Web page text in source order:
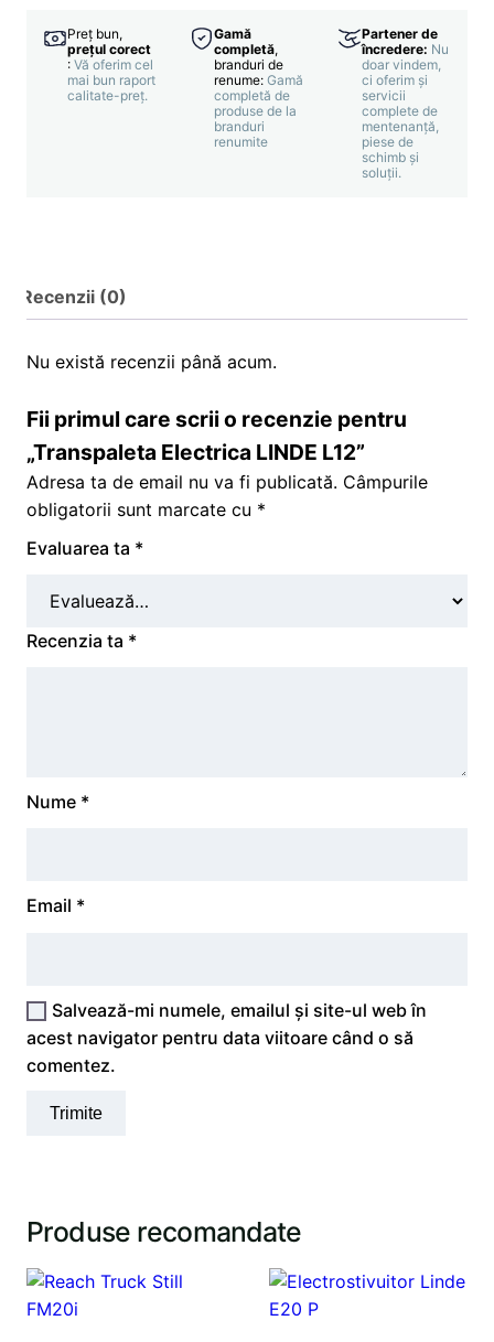
Preț bun,
prețul corect
: Vă oferim cel
mai bun raport
calitate-preț.
Gamă
completă,
branduri de
renume:Gamă
completă de
produse de la
branduri
renumite
Partener de
încredere: Nu
doar vindem,
ci oferim și
servicii
complete de
mentenanță,
piese de
schimb și
soluții.
Recenzii (0)
Nu există recenzii până acum.
Fii primul care scrii o recenzie pentru
„Transpaleta Electrica LINDE L12”
Adresa ta de email nu va fi publicată. Câmpurile
obligatorii sunt marcate cu *
Evaluarea ta *
Recenzia ta *
Nume *
Email *
Salvează-mi numele, emailul și site-ul web în
acest navigator pentru data viitoare când o să
comentez.
Produse recomandate